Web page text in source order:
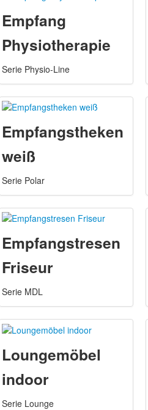
Empfang
Physiotherapie
Serie Physio-Line
Empfangstheken
weiß
Serie Polar
Empfangstresen
Friseur
Serie MDL
Loungemöbel
indoor
Serie Lounge